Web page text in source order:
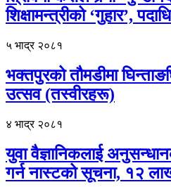
शिक्षामन्त्रीको ‘गुहार’,
५ भाद्र २०८१
भक्तपुरको तौमडीमा
उत्सव (तस्वीरहरू)
४ भाद्र २०८१
युवा वैज्ञानिकलाई
गर्न नास्टको सूचना, १२